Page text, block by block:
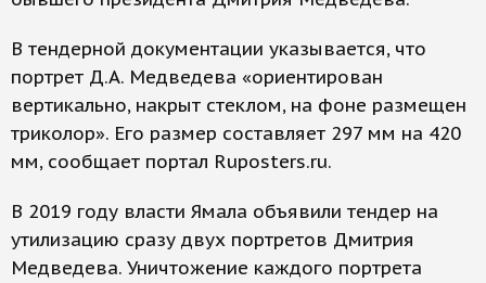
В тендерной документации указывается, что
портрет Д.А. Медведева «ориентирован
вертикально, накрыт стеклом, на фоне размещен
триколор». Его размер составляет 297 мм на 420
мм, сообщает портал Ruposters.ru.
В 2019 году власти Ямала объявили тендер на
утилизацию сразу двух портретов Дмитрия
Медведева. Уничтожение каждого портрета